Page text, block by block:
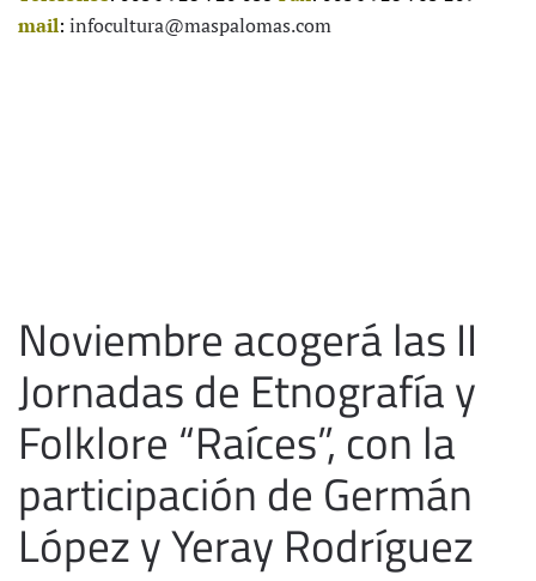
mail: infocultura@maspalomas.com
Noviembre acogerá las II
Jornadas de Etnografía y
Folklore “Raíces”, con la
participación de Germán
López y Yeray Rodríguez